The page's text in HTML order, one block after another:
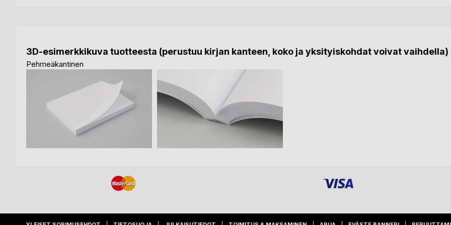
3D-esimerkkikuva tuotteesta (perustuu kirjan kanteen, koko ja yksityiskohdat voivat vaihdella)
Pehmeäkantinen